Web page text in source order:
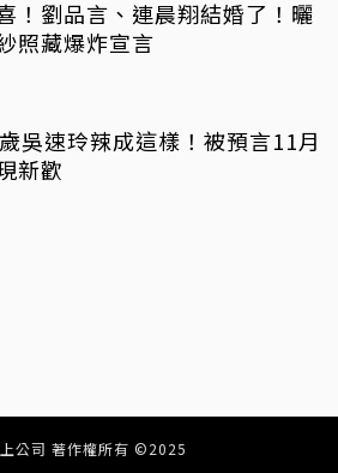
！劉品言、連晨翔結婚了！曬
照藏爆炸宣言
吳速玲辣成這樣！被預言11月
新歡
公司 著作權所有 ©2025